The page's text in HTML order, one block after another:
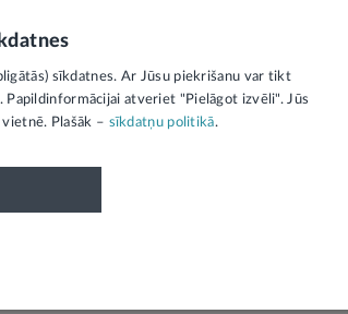
sīkdatnes. Ar Jūsu piekrišanu var tikt
atveriet "Pielāgot izvēli". Jūs
Plašāk – sīkdatņu politikā.